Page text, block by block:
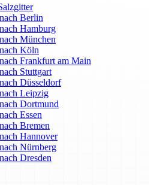
Berlin
Hamburg
München
Köln
Frankfurt am Main
Stuttgart
Düsseldorf
Leipzig
Dortmund
Essen
Bremen
Hannover
Nürnberg
Dresden